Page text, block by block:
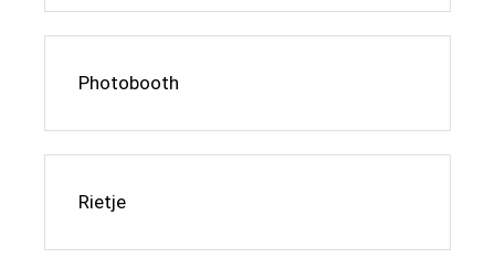
Photobooth
Rietje